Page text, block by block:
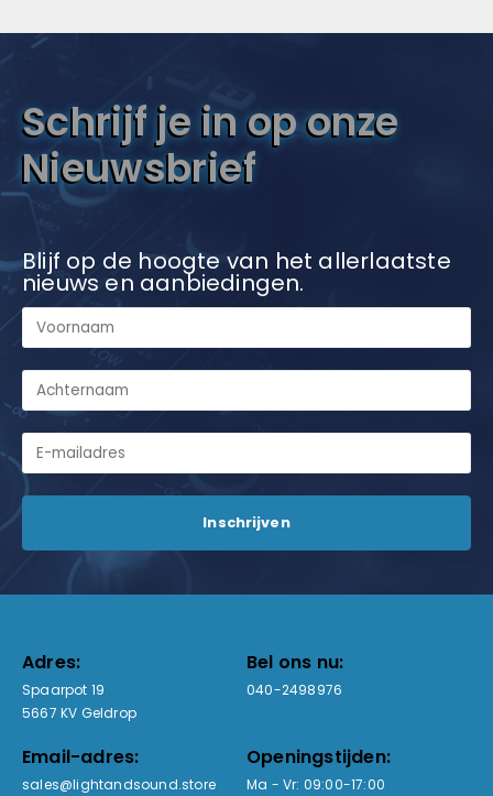
Schrijf je in op onze
Nieuwsbrief
Blijf op de hoogte van het allerlaatste
nieuws en aanbiedingen.
Adres:
Spaarpot 19
5667 KV Geldrop
Bel ons nu:
040-2498976
Email-adres:
sales@lightandsound.store
Openingstijden:
Ma - Vr: 09:00-17:00